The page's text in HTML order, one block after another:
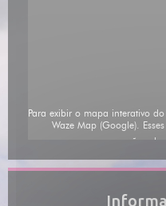
Para exibir o mapa interativo
Waze Map (Google).
navegação e